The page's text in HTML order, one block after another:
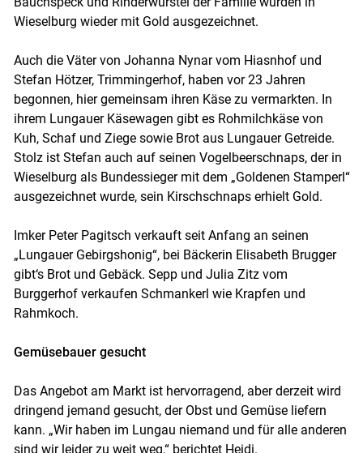
Wieselburg wieder mit Gold ausgezeichnet.
Auch die Väter von Johanna Nynar vom Hiasnhof und
Stefan Hötzer, Trimmingerhof, haben vor 23 Jahren
begonnen, hier gemeinsam ihren Käse zu vermarkten. In
ihrem Lungauer Käsewagen gibt es Rohmilchkäse von
Kuh, Schaf und Ziege sowie Brot aus Lungauer Getreide.
Stolz ist Stefan auch auf seinen Vogelbeerschnaps, der in
Wieselburg als Bundessieger mit dem „Goldenen Stamperl“
ausgezeichnet wurde, sein Kirschschnaps erhielt Gold.
Imker Peter Pagitsch verkauft seit Anfang an seinen
„Lungauer Gebirgshonig“, bei Bäckerin Elisabeth Brugger
gibt‘s Brot und Gebäck. Sepp und Julia Zitz vom
Burggerhof verkaufen Schmankerl wie Krapfen und
Rahmkoch.
Gemüsebauer gesucht
Das Angebot am Markt ist hervorragend, aber derzeit wird
dringend jemand gesucht, der Obst und Gemüse liefern
kann. „Wir haben im Lungau niemand und für alle anderen
sind wir leider zu weit weg,“ berichtet Heidi.